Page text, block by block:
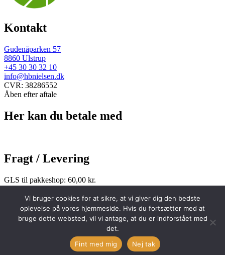
Kontakt
Gudenåparken 57
8860 Ulstrup
+45 30 30 32 10
info@hbnielsen.dk
CVR: 38286552
Åben efter aftale
Her kan du betale med
Fragt / Levering
GLS til pakkeshop: 60,00 kr.
Hold dig opdateret
Copyright © 2025 HBNielsen Photography
Vi bruger cookies for at sikre, at vi giver dig den bedste
oplevelse på vores hjemmeside. Hvis du fortsætter med at
bruge dette websted, vil vi antage, at du er indforstået med
det.
Fint med mig
Nej tak